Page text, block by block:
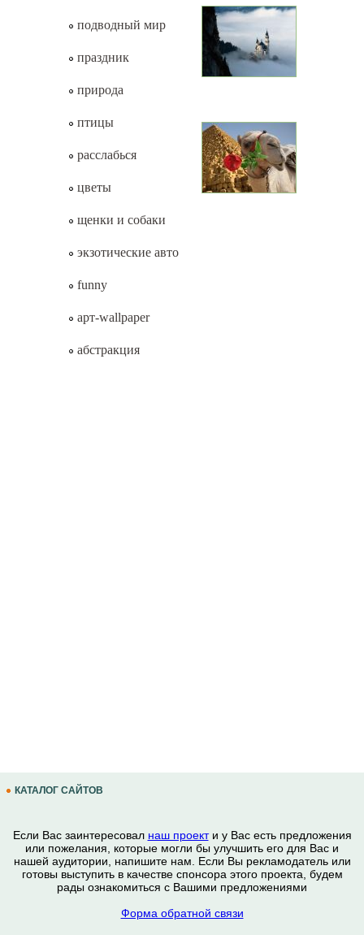
подводный мир
праздник
природа
птицы
расслабься
цветы
щенки и собаки
экзотические авто
funny
арт-wallpaper
абстракция
КАТАЛОГ САЙТОВ
Если Вас заинтересовал наш проекти у Вас есть предложения
или пожелания, которые могли бы улучшить его для Вас и
нашей аудитории, напишите нам. Если Вы рекламодатель или
готовы выступить в качестве спонсора этого проекта, будем
рады ознакомиться с Вашими предложениями
Форма обратной связи